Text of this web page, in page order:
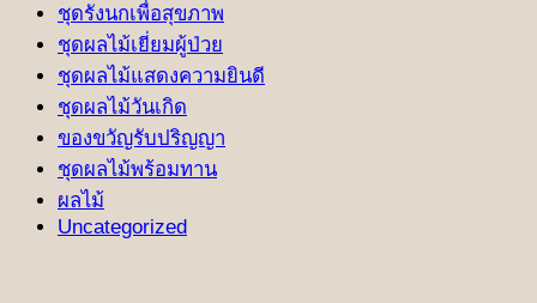
ชุดรังนกเพื่อสุขภาพ
ชุดผลไม้เยี่ยมผู้ป่วย
ชุดผลไม้แสดงความยินดี
ชุดผลไม้วันเกิด
ของขวัญรับปริญญา
ชุดผลไม้พร้อมทาน
ผลไม้
Uncategorized